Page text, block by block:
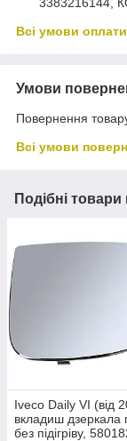
3383216144,
Всі умови оплати
Умови
Повернення
Всі умови
Подібні товари
Iveco Daily VI (від
вкладиш дзеркала
без підігріву,